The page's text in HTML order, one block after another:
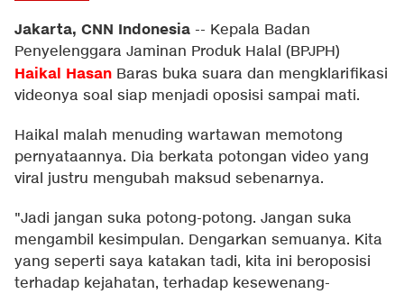
Jakarta, CNN Indonesia -- Kepala Badan
Penyelenggara Jaminan Produk Halal (BPJPH)
Haikal Hasan Baras buka suara dan mengklarifikasi
videonya soal siap menjadi oposisi sampai mati.
Haikal malah menuding wartawan memotong
pernyataannya. Dia berkata potongan video yang
viral justru mengubah maksud sebenarnya.
"Jadi jangan suka potong-potong. Jangan suka
mengambil kesimpulan. Dengarkan semuanya. Kita
yang seperti saya katakan tadi, kita ini beroposisi
terhadap kejahatan, terhadap kesewenang-